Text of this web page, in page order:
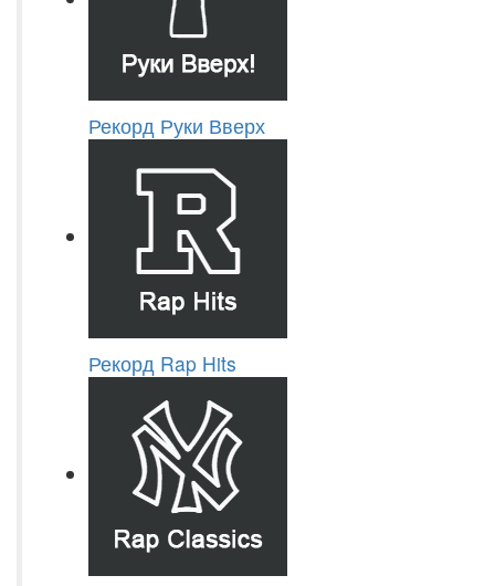
Рекорд Руки Вверх
Рекорд Rap Hits